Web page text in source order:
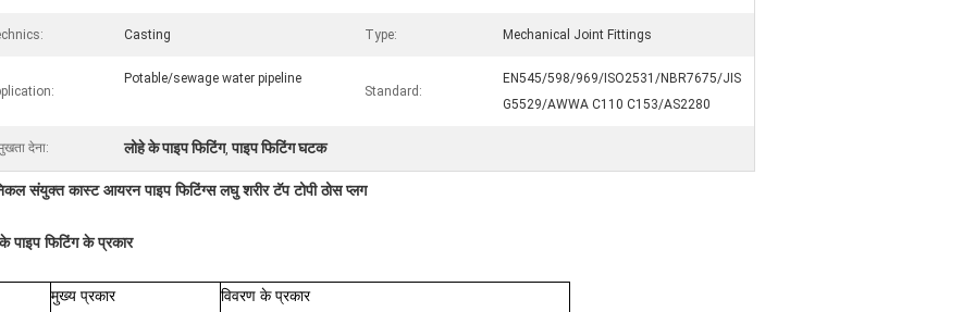
Casting Type: Mechanical Joint Fittings
Potable/sewage water pipeline
Standard:
EN545/598/969/ISO2531/NBR7675/JIS
G5529/AWWA C110 C153/AS2280
देना: लोहे के पाइप फिटिंग,पाइप फिटिंग घटक
संयुक्त कास्ट आयरन पाइप फिटिंग्स लघु शरीर टॅप टोपी ठोस प्लग
पाइप फिटिंग के प्रकार
मुख्य प्रकार विवरण के प्रकार